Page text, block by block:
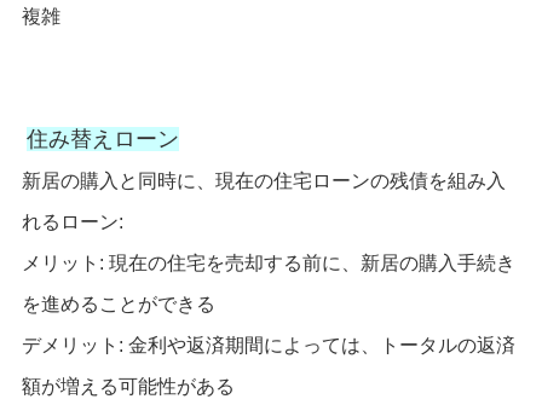
複雑
住み替えローン
新居の購入と同時に、現在の住宅ローンの残債を組み入
れるローン:
メリット: 現在の住宅を売却する前に、新居の購入手続き
を進めることができる
デメリット: 金利や返済期間によっては、トータルの返済
額が増える可能性がある